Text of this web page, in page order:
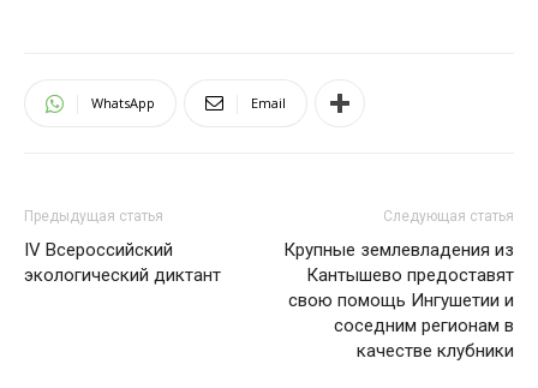
WhatsApp Email
Предыдущая статья
IV Всероссийский
экологический диктант
Следующая статья
Крупные землевладения из
Кантышево предоставят
свою помощь Ингушетии и
соседним регионам в
качестве клубники